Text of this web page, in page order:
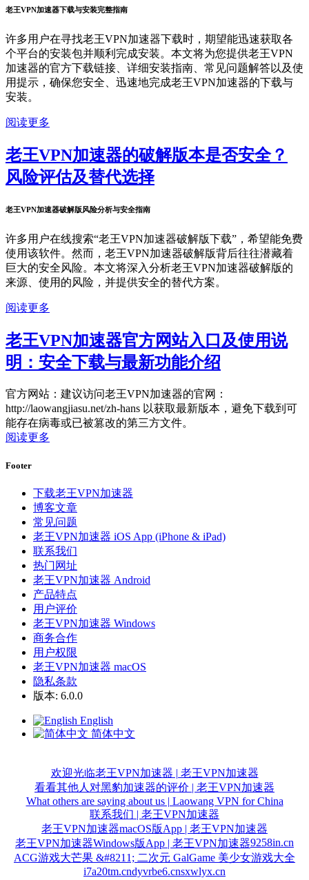
老王VPN加速器下载与安装完整指南
许多用户在寻找老王VPN加速器下载时，期望能迅速获取各
个平台的安装包并顺利完成安装。本文将为您提供老王VPN
加速器的官方下载链接、详细安装指南、常见问题解答以及使
用提示，确保您安全、迅速地完成老王VPN加速器的下载与
安装。
阅读更多
老王VPN加速器的破解版本是否安全？
风险评估及替代选择
老王VPN加速器破解版风险分析与安全指南
许多用户在线搜索“老王VPN加速器破解版下载”，希望能免费
使用该软件。然而，老王VPN加速器破解版背后往往潜藏着
巨大的安全风险。本文将深入分析老王VPN加速器破解版的
来源、使用的风险，并提供安全的替代方案。
阅读更多
老王VPN加速器官方网站入口及使用说
明：安全下载与最新功能介绍
官方网站：建议访问老王VPN加速器的官网：
http://laowangjiasu.net/zh-hans 以获取最新版本，避免下载到可
能存在病毒或已被篡改的第三方文件。
阅读更多
Footer
下载老王VPN加速器
博客文章
常见问题
老王VPN加速器 iOS App (iPhone & iPad)
联系我们
热门网址
老王VPN加速器 Android
产品特点
用户评价
老王VPN加速器 Windows
商务合作
用户权限
老王VPN加速器 macOS
隐私条款
版本: 6.0.0
English
简体中文
欢迎光临老王VPN加速器 | 老王VPN加速器
看看其他人对黑豹加速器的评价 | 老王VPN加速器
What others are saying about us | Laowang VPN for China
联系我们 | 老王VPN加速器
老王VPN加速器macOS版App | 老王VPN加速器
老王VPN加速器Windows版App | 老王VPN加速器9258in.cn
ACG游戏大芒果 &#8211; 二次元 GalGame 美少女游戏大全
i7a20tm.cndyvrbe6.cnsxwlyx.cn